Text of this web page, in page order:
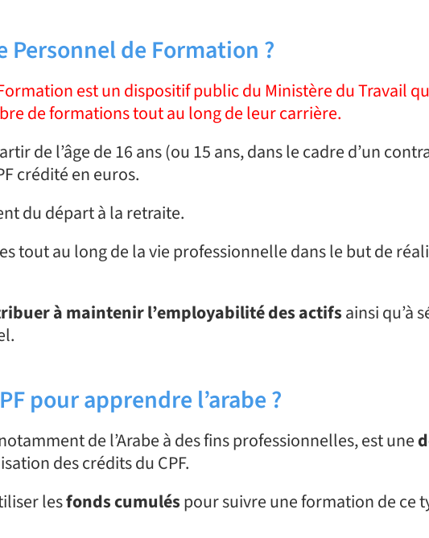
Personnel de Formation ?
est un dispositif public du Ministère du Travail
de formations tout au long de leur carrière.
de l’âge de 16 ans (ou 15 ans, dans le cadre d’un
crédité en euros.
du départ à la retraite.
tout au long de la vie professionnelle dans le but de
à maintenir l’employabilité des actifsainsi qu’à
pour apprendre l’arabe ?
de l’Arabe à des fins professionnelles, est une
des crédits du CPF.
lesfonds cumuléspour suivre une formation de ce